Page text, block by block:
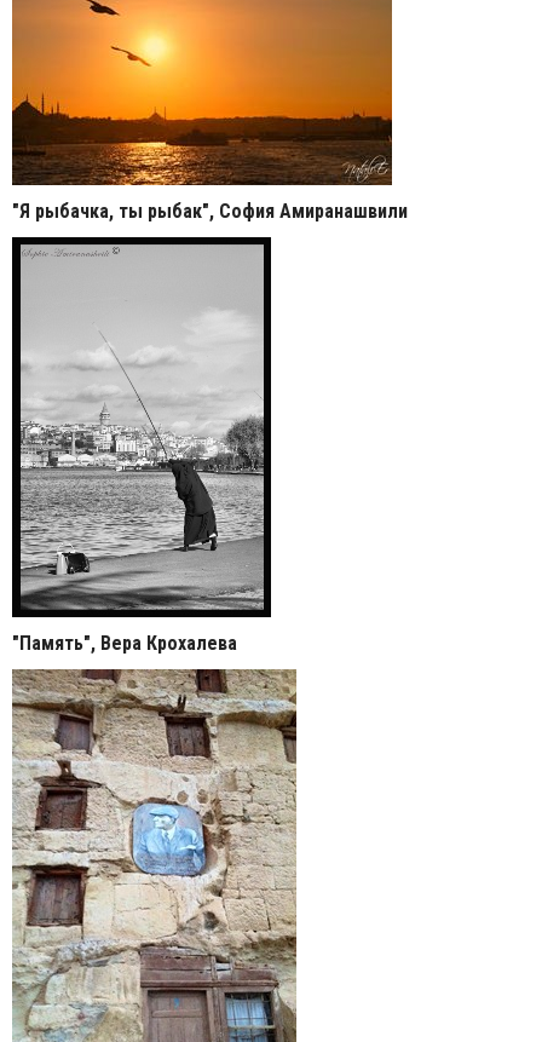
"Я рыбачка, ты рыбак", София Амиранашвили
"Память", Вера Крохалева